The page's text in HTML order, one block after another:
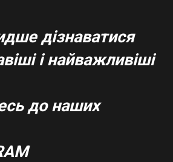
дізнаватися
і найважливіші
до наших